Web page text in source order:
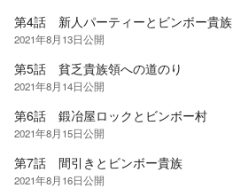
第4話 新人パーティーとビンボー貴族
2021年8月13日公開
第5話 貧乏貴族領への道のり
2021年8月14日公開
第6話 鍛冶屋ロックとビンボー村
2021年8月15日公開
第7話 間引きとビンボー貴族
2021年8月16日公開